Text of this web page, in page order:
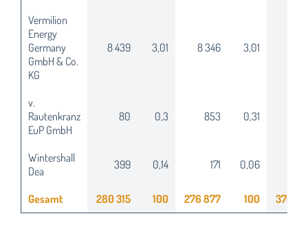
Vermilion
Energy
Germany
GmbH & Co.
KG
8 439 3,01 8 346 3,01
v.
Rautenkranz
EuP GmbH
80 0,3 853 0,31
Wintershall
Dea
399 0,14 171 0,06
Gesamt 280 315 100 276 877 100 370